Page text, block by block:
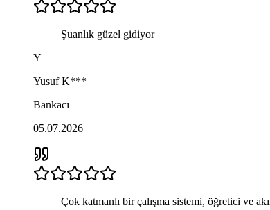
Şuanlık güzel gidiyor
Y
Yusuf K***
Bankacı
05.07.2026
Çok katmanlı bir çalışma sistemi, öğretici ve